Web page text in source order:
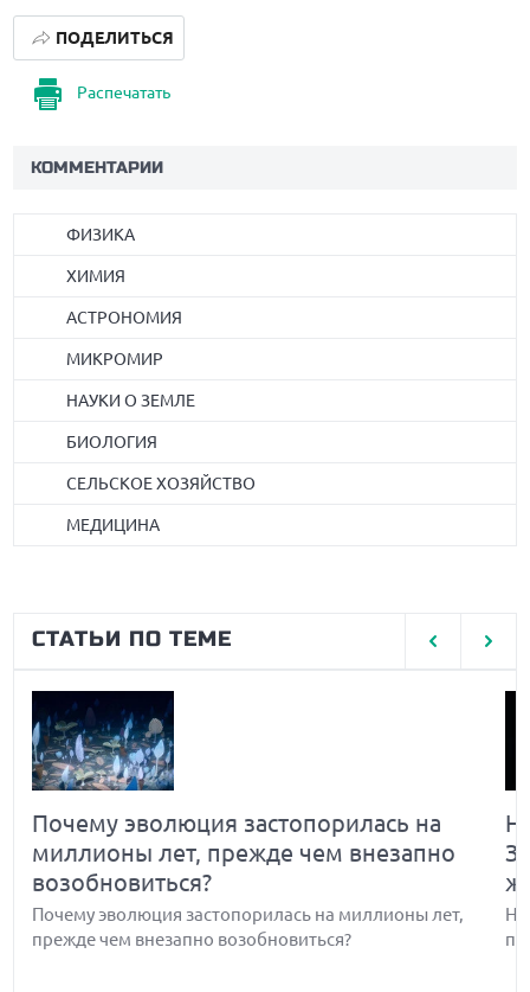
Распечатать
ПОДЕЛИТЬСЯ
КОММЕНТАРИИ
ФИЗИКА
ХИМИЯ
АСТРОНОМИЯ
МИКРОМИР
НАУКИ О ЗЕМЛЕ
БИОЛОГИЯ
СЕЛЬСКОЕ ХОЗЯЙСТВО
МЕДИЦИНА
СТАТЬИ ПО ТЕМЕ
Почему эволюция застопорилась на
миллионы лет, прежде чем внезапно
возобновиться?
Почему эволюция застопорилась на миллионы лет,
прежде чем внезапно возобновиться?